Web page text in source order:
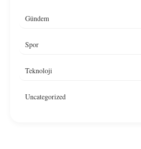
Gündem
Spor
Teknoloji
Uncategorized